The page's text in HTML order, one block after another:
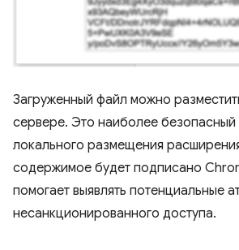
Загруженный файл можно
сервере. Это наиболее
локального размещения
содержимое будет подписано
помогает выявлять потенциальные
несанкционированного доступа.